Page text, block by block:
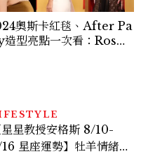
奧斯卡紅毯、After Pa
型亮點一次看：Ros
星星教授安格斯 8/10-
星座運勢】牡羊情緒